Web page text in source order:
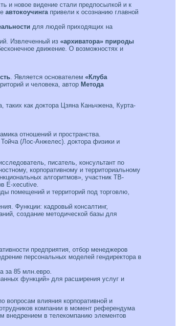
и новое видение стали предпосылкой и к
автокоучинга привели к осознанию главной
для людей приходящих на
Извлеченный из «архиватора» природы
движение. О возможностях и
. Является основателем «Клуба
и человека, автор Метода
как доктора Цзяна Каньчжена, Курта-
отношений и пространства.
(Лос-Анжелес). доктора физики и
писатель, консультант по
корпоративному и территориальному
алгоритмов», участник ТВ-
E-xecutive.
помещений и территорий под торговлю,
Функции: кадровый консалтинг,
создание методической базы для
предприятия, отбор менеджеров
персональных моделей гендиректора в
за 85 млн.евро.
функций» для расширения услуг и
вопросам влияния корпоративной и
компании в момент референдума
внедрением в телекомпанию элементов